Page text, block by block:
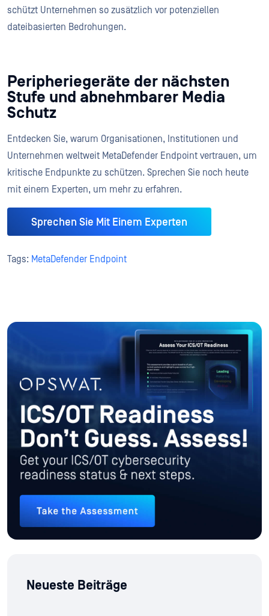
schützt Unternehmen so zusätzlich vor potenziellen
dateibasierten Bedrohungen.
Peripheriegeräte der nächsten
Stufe und abnehmbarer Media
Schutz
Entdecken Sie, warum Organisationen, Institutionen und
Unternehmen weltweit MetaDefender Endpoint vertrauen, um
kritische Endpunkte zu schützen. Sprechen Sie noch heute
mit einem Experten, um mehr zu erfahren.
Sprechen Sie Mit Einem Experten
Tags: MetaDefender Endpoint
Neueste Beiträge